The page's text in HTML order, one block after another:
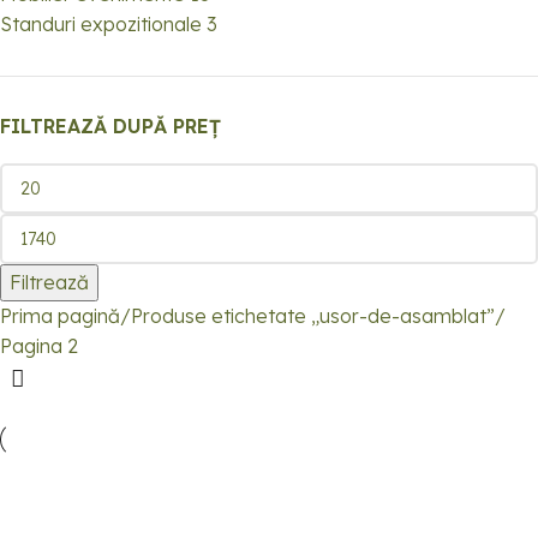
Standuri expozitionale 3
FILTREAZĂ DUPĂ PREȚ
Filtrează
Prima pagină Produse etichetate „usor-de-asamblat”
Pagina 2